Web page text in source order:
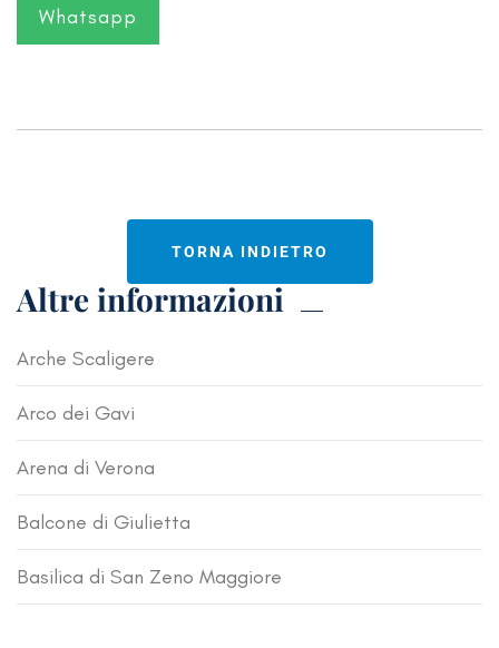
Whatsapp
TORNA INDIETRO
Altre informazioni
Arche Scaligere
Arco dei Gavi
Arena di Verona
Balcone di Giulietta
Basilica di San Zeno Maggiore